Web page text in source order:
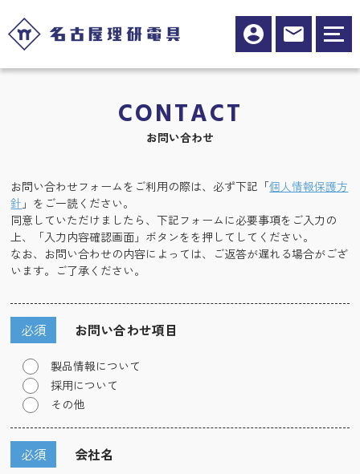
CONTACT
お問い合わせ
お問い合わせフォームをご利用の際は、必ず下記「個人情報保護方
針 」をご一読ください。
同意していただけましたら、下記フォームに必要事項をご入力の
上、「入力内容確認画面」ボタンをを押してしてください。
なお、お問い合わせの内容によっては、ご返答が遅れる場合がござ
います。ご了承ください。
お問い合わせ項目
必須
製品情報について
採用について
その他
会社名
必須